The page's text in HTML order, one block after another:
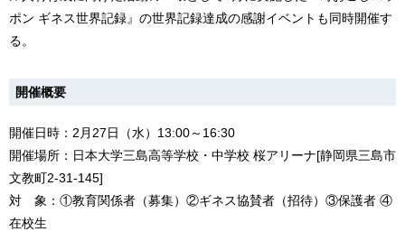
ポン ギネス世界記録』の世界記録達成の感謝イベントも同時開催す
る。
開催概要
開催日時：2月27日（水）13:00～16:30
開催場所：日本大学三島高等学校・中学校 桜アリーナ[静岡県三島市
文教町2-31-145]
対 象：①教育関係者（募集）②ギネス協賛者（招待）③保護者 ④
在校生